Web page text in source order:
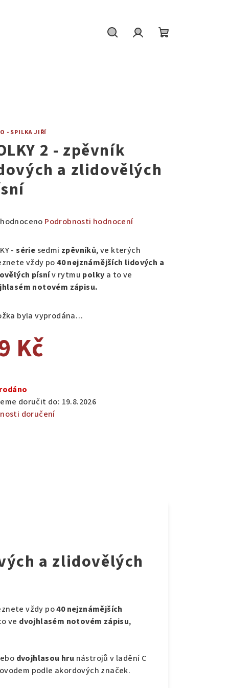
- SPILKA JIŘÍ
2 - zpěvník
a zlidovělých
Podrobnosti hodnocení
-sériesedmi zpěvníků, ve kterých
vždy po40 nejznámějších lidových a
písnív rytmu polky a to ve
notovém zápisu.
byla vyprodána…
Kč
doručit do: 19.8.2026
doručení
a zlidovělých
vždy po40 nejznámějších
ve dvojhlasém notovém zápisu,
dvojhlasou hru nástrojů v ladění C
podle akordových značek.